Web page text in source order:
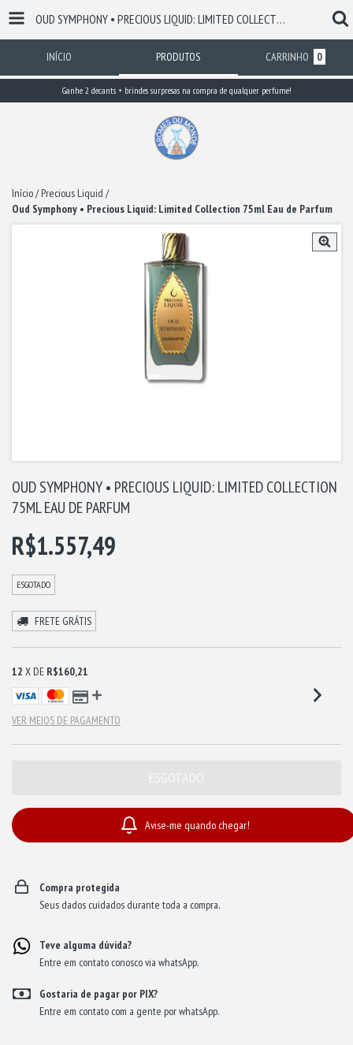
OUD SYMPHONY • PRECIOUS LIQUID: LIMITED COLLECTION 75ML EAU DE PARFUM
INÍCIO PRODUTOS CARRINHO 0
Ganhe 2 decants + brindes surpresas na compra de qualquer perfume!
Início/ Precious Liquid /
Oud Symphony • Precious Liquid: Limited Collection 75ml Eau de Parfum
OUD SYMPHONY • PRECIOUS LIQUID: LIMITED COLLECTION
75ML EAU DE PARFUM
R$1.557,49
ESGOTADO
FRETE GRÁTIS
12 X DE R$160,21
VER MEIOS DE PAGAMENTO
Avise-me quando chegar!
Compra protegida
Seus dados cuidados durante toda a compra.
Teve alguma dúvida?
Entre em contato conosco via whatsApp.
Gostaria de pagar por PIX?
Entre em contato com a gente por whatsApp.